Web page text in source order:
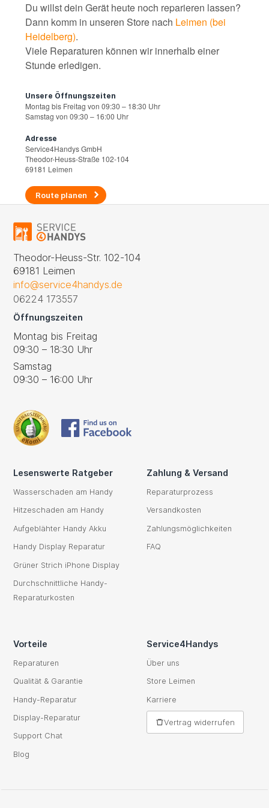
Du willst dein Gerät heute noch reparieren lassen?
Dann komm in unseren Store nach Leimen (bei
Heidelberg).
Viele Reparaturen können wir innerhalb einer
Stunde erledigen.
Unsere Öffnungszeiten
Montag bis Freitag von 09:30 – 18:30 Uhr
Samstag von 09:30 – 16:00 Uhr
Adresse
Service4Handys GmbH
Theodor-Heuss-Straße 102-104
69181 Leimen
Route planen
Theodor-Heuss-Str. 102-104
69181 Leimen
info@service4handys.de
06224 173557
Öffnungszeiten
Montag bis Freitag
09:30 – 18:30 Uhr
Samstag
09:30 – 16:00 Uhr
Lesenswerte Ratgeber
Wasserschaden am Handy
Hitzeschaden am Handy
Aufgeblähter Handy Akku
Handy Display Reparatur
Grüner Strich iPhone Display
Durchschnittliche Handy-
Reparaturkosten
Zahlung & Versand
Reparaturprozess
Versandkosten
Zahlungsmöglichkeiten
FAQ
Vorteile
Reparaturen
Qualität & Garantie
Handy-Reparatur
Display-Reparatur
Support Chat
Blog
Service4Handys
Über uns
Store Leimen
Karriere
Vertrag widerrufen